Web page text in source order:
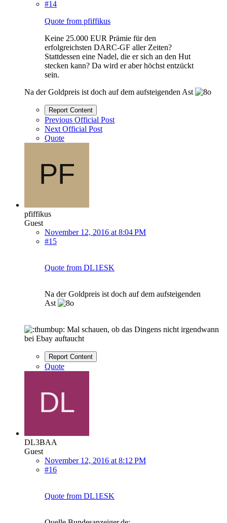
#14
Quote from pfiffikus
Keine 25.000 EUR Prämie für den
erfolgreichsten DARC-GF aller Zeiten?
Stattdessen eine Nadel, die er sich an den Hut
stecken kann? Da wird er aber höchst entzückt
sein.
Na der Goldpreis ist doch auf dem aufsteigenden Ast
Report Content
Previous Official Post
Next Official Post
Quote
pfiffikus
Guest
November 12, 2016 at 8:04 PM
#15
Quote from DL1ESK
Na der Goldpreis ist doch auf dem aufsteigenden
Ast
Mal schauen, ob das Dingens nicht irgendwann
bei Ebay auftaucht
Report Content
Quote
DL3BAA
Guest
November 12, 2016 at 8:12 PM
#16
Quote from DL1ESK